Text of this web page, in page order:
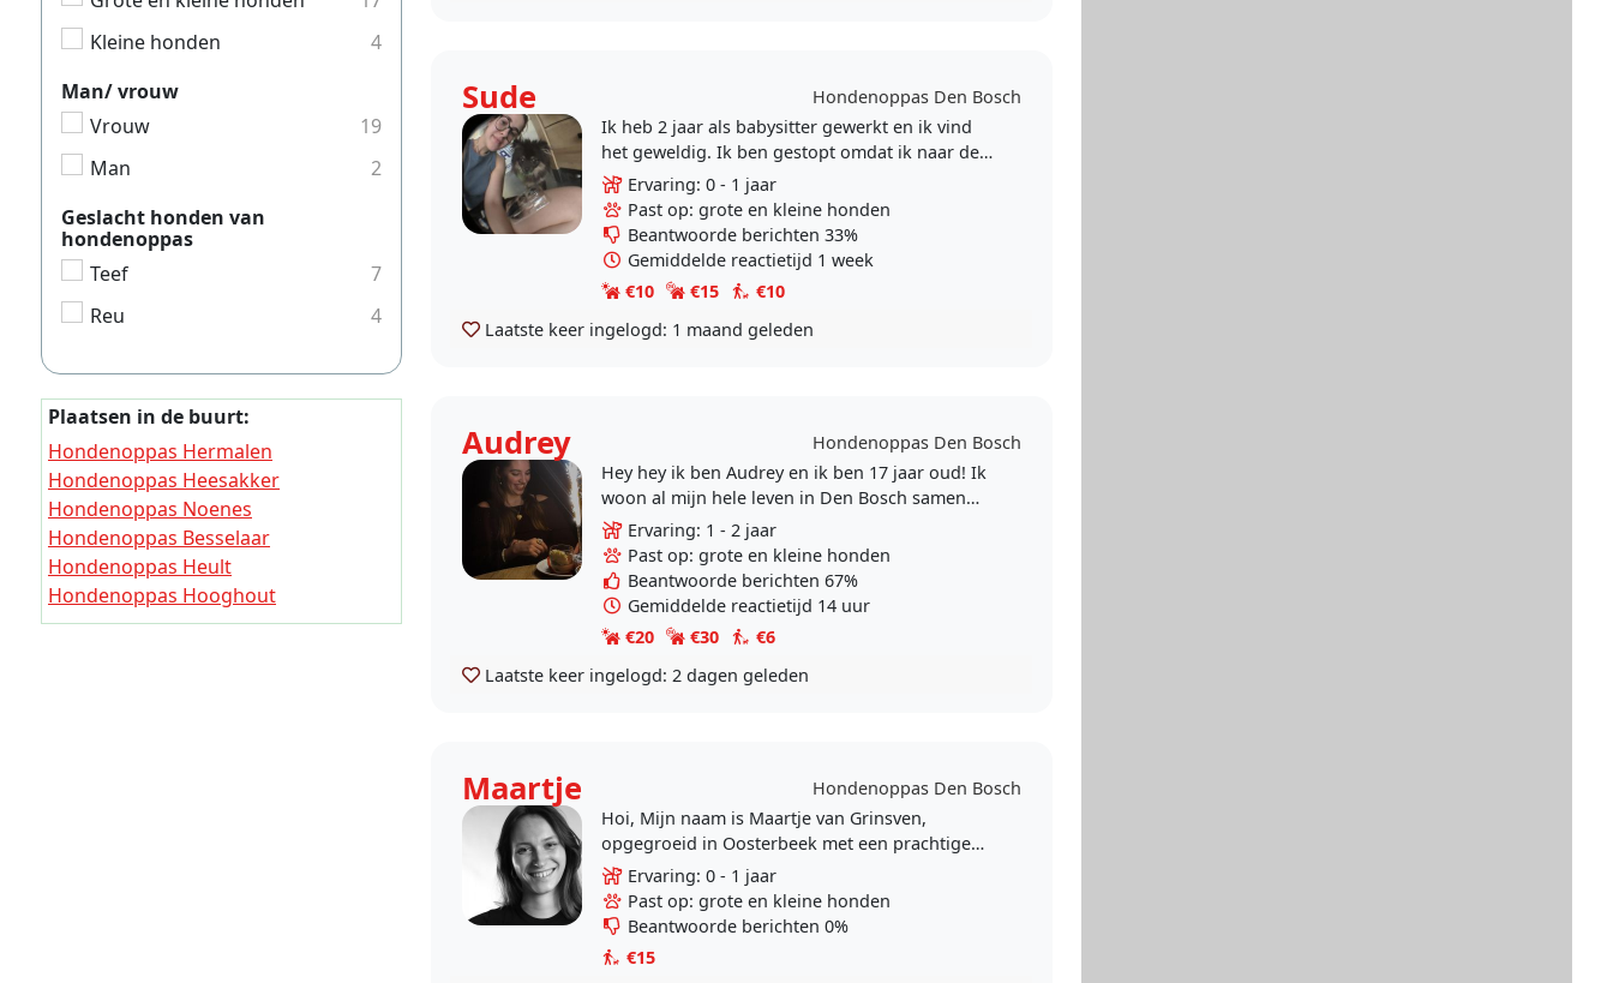
Sude
Hondenoppas Den Bosch
Ik heb 2 jaar als babysitter gewerkt en ik vind
het geweldig. Ik ben gestopt omdat ik naar de
universiteit ging. En ik heb zelf een jaar geleden
een..
Ervaring: 0 - 1 jaar
Past op: grote en kleine honden
Beantwoorde berichten 33%
Gemiddelde reactietijd 1 week
€10
€15
€10
Laatste keer ingelogd: 1 maand geleden
Audrey
Hondenoppas Den Bosch
Hey hey ik ben Audrey en ik ben 17 jaar oud! Ik
woon al mijn hele leven in Den Bosch samen
met mijn eigen lieve Miso (mijn poes van 1 jaar
oud). Ik..
Ervaring: 1 - 2 jaar
Past op: grote en kleine honden
Beantwoorde berichten 67%
Gemiddelde reactietijd 14 uur
€20
€30
€6
Laatste keer ingelogd: 2 dagen geleden
Maartje
Hondenoppas Den Bosch
Hoi, Mijn naam is Maartje van Grinsven,
opgegroeid in Oosterbeek met een prachtige
omgeving waar we vroeger altijd gingen
wandelen met onze hond. Nu..
Ervaring: 0 - 1 jaar
Past op: grote en kleine honden
Beantwoorde berichten 0%
€15
Kleine honden
4
Man/ vrouw
Vrouw
19
Man
2
Geslacht honden van
hondenoppas
Teef
7
Reu
4
Plaatsen in de buurt:
Hondenoppas Hermalen
Hondenoppas Heesakker
Hondenoppas Noenes
Hondenoppas Besselaar
Hondenoppas Heult
Hondenoppas Hooghout
Hondenoppas Esch